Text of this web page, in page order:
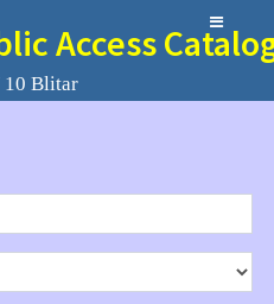
Access
10 Blitar